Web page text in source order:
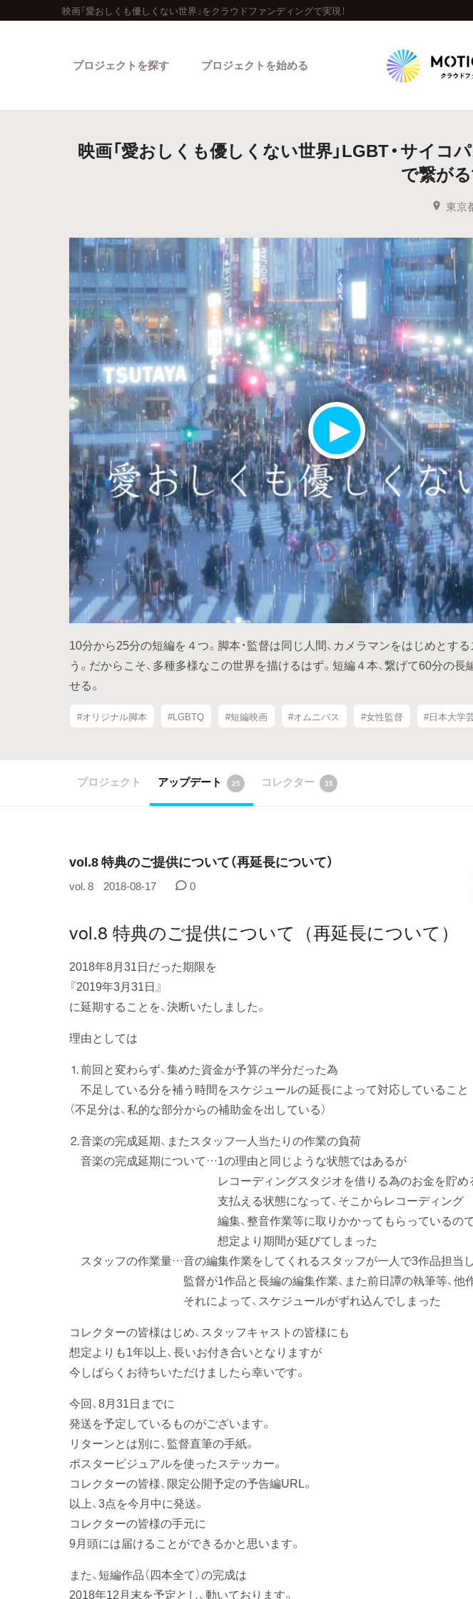
映画「愛おしくも優しくない世界」をクラウドファンディングで実現！
プロジェクトを探す
人気のプロジェクト 新着プ
カテゴリーから探す タグから探す キュレー
最新達成プロジェクト
プロジェクトを始める
映画「愛おしくも優しくない世界」LGBT・サイコ
で繋が
東京
10分から25分の短編を４つ。脚本・監督は同じ人間、カメラマンをはじめとす
う。だからこそ、多種多様なこの世界を描けるはず。短編４本、繋げて60分の
せる。
#オリジナル脚本 #LGBTQ #短編映画 #オムニバス #女性監督 #日本大学
プロジェクト アップデート 25 コレクター 15
vol.8 特典のご提供について（再延長について）
vol. 8 2018-08-17 0
vol.8 特典のご提供について（再延長について）
2018年8月31日だった期限を
『2019年3月31日』
に延期することを、決断いたしました。
理由としては
⒈前回と変わらず、集めた資金が予算の半分だった為
不足している分を補う時間をスケジュールの延長によって対応していること
（不足分は、私的な部分からの補助金を出している）
⒉音楽の完成延期、またスタッフ一人当たりの作業の負荷
音楽の完成延期について…1の理由と同じような状態ではあるが
レコーディングスタジオを借りる為のお金を貯める
支払える状態になって、そこからレコーディング
編集、整音作業等に取りかかってもらっているの
想定より期間が延びてしまった
スタッフの作業量…音の編集作業をしてくれるスタッフが一人で3作品担当
監督が1作品と長編の編集作業、また前日譚の執筆等、他作
それによって、スケジュールがずれ込んでしまった
コレクターの皆様はじめ、スタッフキャストの皆様にも
想定よりも1年以上、長いお付き合いとなりますが
今しばらくお待ちいただけましたら幸いです。
今回、8月31日までに
発送を予定しているものがございます。
リターンとは別に、監督直筆の手紙。
ポスタービジュアルを使ったステッカー。
コレクターの皆様、限定公開予定の予告編URL。
以上、3点を今月中に発送。
コレクターの皆様の手元に
9月頭には届けることができるかと思います。
また、短編作品（四本全て）の完成は
2018年12月末を予定とし、動いております。